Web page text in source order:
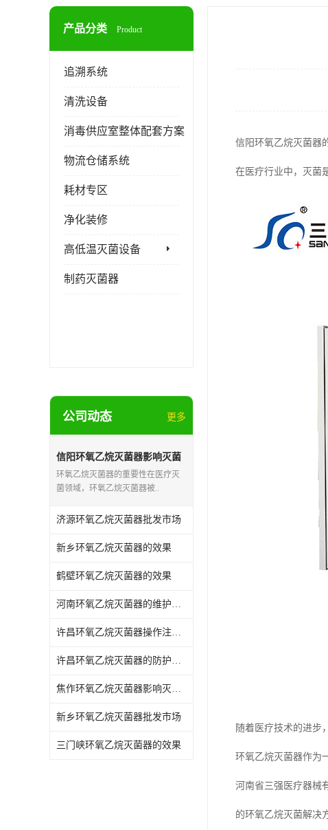
产品分类 Product
追溯系统
清洗设备
消毒供应室整体配套方案
物流仓储系统
耗材专区
净化装修
高低温灭菌设备
制药灭菌器
公司动态 更多
信阳环氧乙烷灭菌器影响灭菌
的效果因素
环氧乙烷灭菌器的重要性在医疗灭
菌领域，环氧乙烷灭菌器被..
济源环氧乙烷灭菌器批发市场
新乡环氧乙烷灭菌器的效果
鹤壁环氧乙烷灭菌器的效果
河南环氧乙烷灭菌器的维护和保养
许昌环氧乙烷灭菌器操作注意事项
许昌环氧乙烷灭菌器的防护作用
焦作环氧乙烷灭菌器影响灭菌的效果因素
新乡环氧乙烷灭菌器批发市场
三门峡环氧乙烷灭菌器的效果
信阳环氧乙烷灭菌器
在医疗行业中，灭菌
随着医疗技术的进步
环氧乙烷灭菌器作为
河南省三强医疗器械
的环氧乙烷灭菌解决